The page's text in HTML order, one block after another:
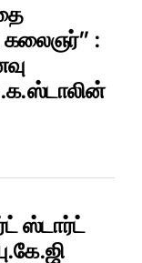
கலைஞர்” :
ஸ்டார்ட்